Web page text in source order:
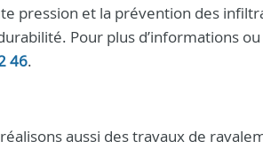
pression et la prévention des
Pour plus d’informations
46.
aussi des travaux de